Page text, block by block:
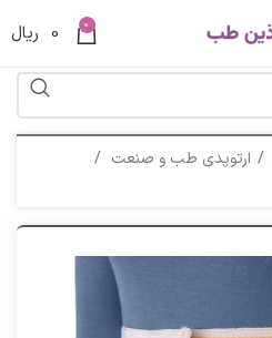
0
0 ریال
ارتوپدی طب و صنعت